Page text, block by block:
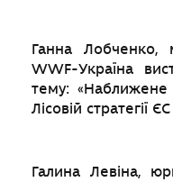
Ганна Лобченко,
WWF-Україна
тему: «Наближене
Лісовій стратегії
Галина Левіна,